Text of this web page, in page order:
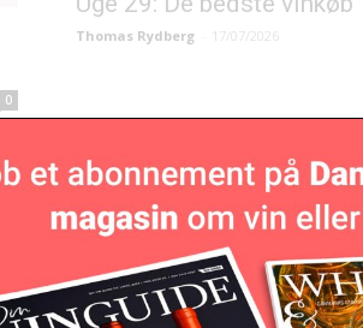
0
Thomas Rydberg 17/07/2026